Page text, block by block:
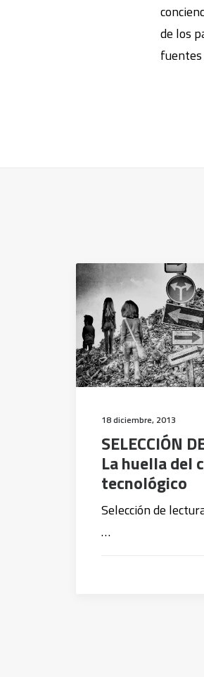
de los
fuentes
18 diciembre, 2013
SELECCIÓN
La huella del
tecnológico
Selección de
…